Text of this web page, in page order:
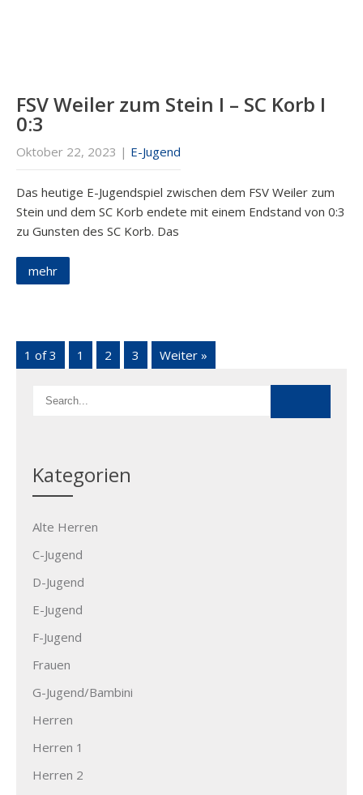
FSV Weiler zum Stein I – SC Korb I
0:3
Oktober 22, 2023 | E-Jugend
Das heutige E-Jugendspiel zwischen dem FSV Weiler zum
Stein und dem SC Korb endete mit einem Endstand von 0:3
zu Gunsten des SC Korb. Das
mehr
1 of 3 1 2 3 Weiter »
Kategorien
Alte Herren
C-Jugend
D-Jugend
E-Jugend
F-Jugend
Frauen
G-Jugend/Bambini
Herren
Herren 1
Herren 2